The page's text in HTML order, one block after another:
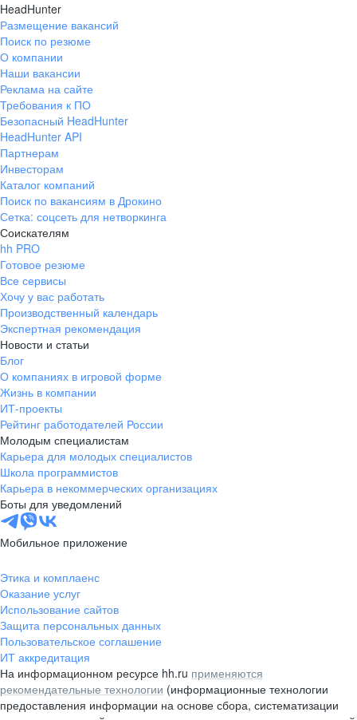
HeadHunter
Размещение вакансий
Поиск по резюме
О компании
Наши вакансии
Реклама на сайте
Требования к ПО
Безопасный HeadHunter
HeadHunter API
Партнерам
Инвесторам
Каталог компаний
Поиск по вакансиям в Дрокино
Сетка: соцсеть для нетворкинга
Соискателям
hh PRO
Готовое резюме
Все сервисы
Хочу у вас работать
Производственный календарь
Экспертная рекомендация
Новости и статьи
Блог
О компаниях в игровой форме
Жизнь в компании
ИТ-проекты
Рейтинг работодателей России
Молодым специалистам
Карьера для молодых специалистов
Школа программистов
Карьера в некоммерческих организациях
Боты для уведомлений
Мобильное приложение
Этика и комплаенс
Оказание услуг
Использование сайтов
Защита персональных данных
Пользовательское соглашение
ИТ аккредитация
На информационном ресурсе hh.ru применяются
рекомендательные технологии (информационные технологии
предоставления информации на основе сбора, систематизации